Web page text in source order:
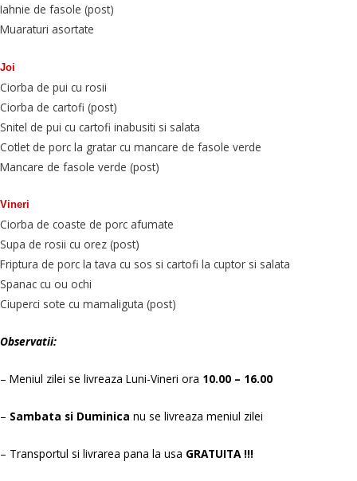
Iahnie de fasole (post)
Muaraturi asortate
Joi
Ciorba de pui cu rosii
Ciorba de cartofi (post)
Snitel de pui cu cartofi inabusiti si salata
Cotlet de porc la gratar cu mancare de fasole verde
Mancare de fasole verde (post)
Vineri
Ciorba de coaste de porc afumate
Supa de rosii cu orez (post)
Friptura de porc la tava cu sos si cartofi la cuptor si salata
Spanac cu ou ochi
Ciuperci sote cu mamaliguta (post)
Observatii:
– Meniul zilei se livreaza Luni-Vineri ora 10.00 – 16.00
– Sambata si Duminica nu se livreaza meniul zilei
– Transportul si livrarea pana la usa GRATUITA !!!